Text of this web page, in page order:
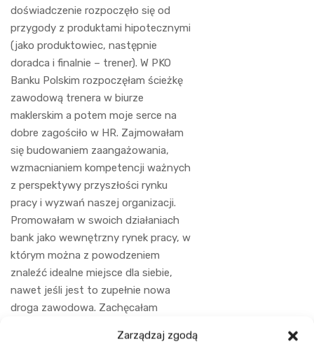
Zarządzaj zgodą
doświadczenie rozpoczęło się od
przygody z produktami hipotecznymi
(jako produktowiec, następnie
doradca i finalnie – trener). W PKO
Banku Polskim rozpoczęłam ścieżkę
zawodową trenera w biurze
maklerskim a potem moje serce na
dobre zagościło w HR. Zajmowałam
się budowaniem zaangażowania,
wzmacnianiem kompetencji ważnych
z perspektywy przyszłości rynku
pracy i wyzwań naszej organizacji.
Promowałam w swoich działaniach
bank jako wewnętrzny rynek pracy, w
którym można z powodzeniem
znaleźć idealne miejsce dla siebie,
nawet jeśli jest to zupełnie nowa
droga zawodowa. Zachęcałam